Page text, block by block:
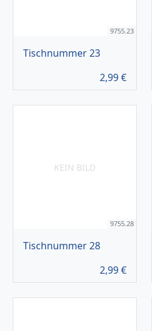
9755.23
Tischnummer 23
2,99€
KEIN BILD
9755.28
Tischnummer 28
2,99€